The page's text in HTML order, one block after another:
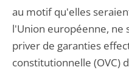
au motif qu'elles
l'Union européenne, ne
priver de garanties
constitutionnelle (OVC)